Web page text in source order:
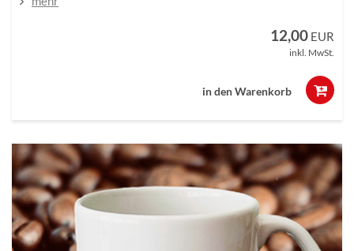
12,00 EUR
inkl. MwSt.